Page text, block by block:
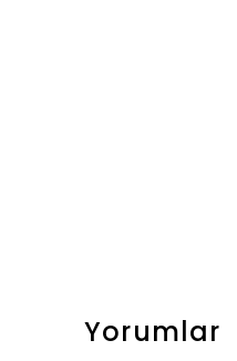
Yorumlar